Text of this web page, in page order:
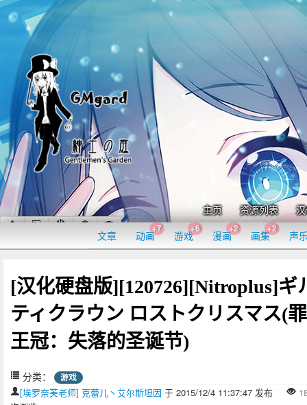
主页 资源列表
文章 动画
+7
游戏
+6
漫画
+2
画集
+2
声
[汉化硬盘版][120726][Nitroplus]ギ
ティクラウン ロストクリスマス(
王冠：失落的圣诞节)
分类： 游戏
[埃罗奈芙老师] 克蕾儿丶艾尔斯坦因 于 2015/12/4 11:37:47 发布